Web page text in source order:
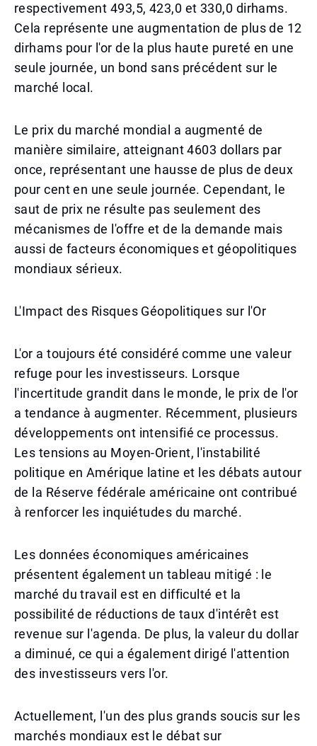
respectivement 493,5, 423,0 et 330,0 dirhams.
Cela représente une augmentation de plus de 12
dirhams pour l'or de la plus haute pureté en une
seule journée, un bond sans précédent sur le
marché local.
Le prix du marché mondial a augmenté de
manière similaire, atteignant 4603 dollars par
once, représentant une hausse de plus de deux
pour cent en une seule journée. Cependant, le
saut de prix ne résulte pas seulement des
mécanismes de l'offre et de la demande mais
aussi de facteurs économiques et géopolitiques
mondiaux sérieux.
L'Impact des Risques Géopolitiques sur l'Or
L'or a toujours été considéré comme une valeur
refuge pour les investisseurs. Lorsque
l'incertitude grandit dans le monde, le prix de l'or
a tendance à augmenter. Récemment, plusieurs
développements ont intensifié ce processus.
Les tensions au Moyen-Orient, l'instabilité
politique en Amérique latine et les débats autour
de la Réserve fédérale américaine ont contribué
à renforcer les inquiétudes du marché.
Les données économiques américaines
présentent également un tableau mitigé : le
marché du travail est en difficulté et la
possibilité de réductions de taux d'intérêt est
revenue sur l'agenda. De plus, la valeur du dollar
a diminué, ce qui a également dirigé l'attention
des investisseurs vers l'or.
Actuellement, l'un des plus grands soucis sur les
marchés mondiaux est le débat sur